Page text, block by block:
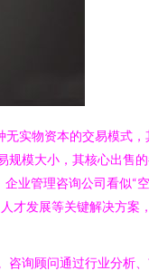
无实物资本的交易模式，
规模大小，其核心出售
业管理咨询公司看似“空
才发展等关键解决方案
咨询顾问通过行业分析